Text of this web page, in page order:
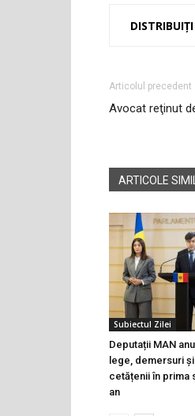
DISTRIBUIȚI
Articolul precedent
Avocat reţinut
ARTICOLE
Subiectul Zilei
Deputații MAN
lege, demersuri
cetățenii în prima
an